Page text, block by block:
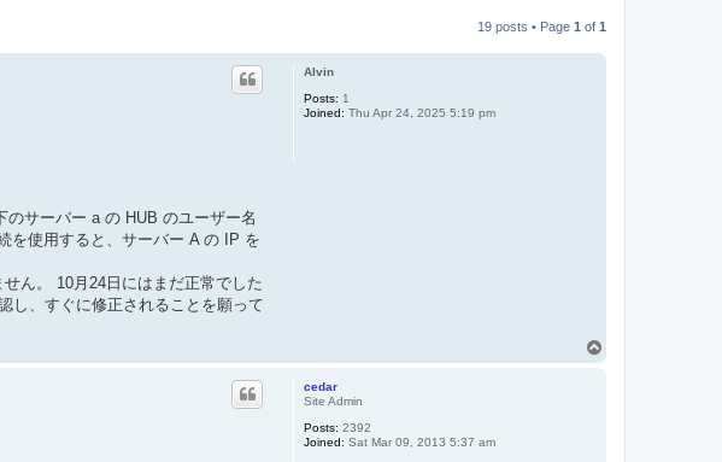
19 posts • Page 1 of 1
Alvin
Posts: 1
Joined: Thu Apr 24, 2025 5:19 pm
サーバー a の HUB のユーザー名
を使用すると、サーバー A の IP を
ん。 10月24日にはまだ正常でした
し、すぐに修正されることを願って
cedar
Site Admin
Posts: 2392
Joined: Sat Mar 09, 2013 5:37 am